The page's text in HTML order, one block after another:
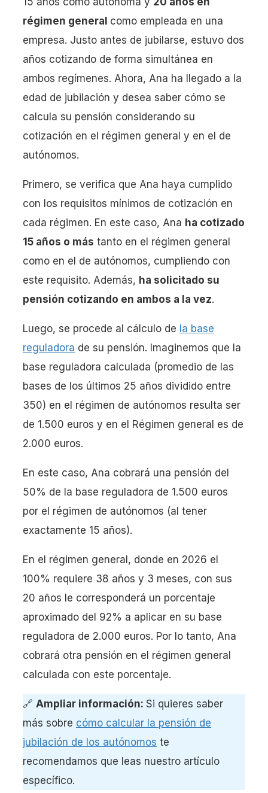
régimen general como empleada en una
empresa. Justo antes de jubilarse, estuvo dos
años cotizando de forma simultánea en
ambos regímenes. Ahora, Ana ha llegado a la
edad de jubilación y desea saber cómo se
calcula su pensión considerando su
cotización en el régimen general y en el de
autónomos.
Primero, se verifica que Ana haya cumplido
con los requisitos mínimos de cotización en
cada régimen. En este caso, Ana ha cotizado
15 años o más tanto en el régimen general
como en el de autónomos, cumpliendo con
este requisito. Además, ha solicitado su
pensión cotizando en ambos a la vez.
Luego, se procede al cálculo de la base
reguladora de su pensión. Imaginemos que la
base reguladora calculada (promedio de las
bases de los últimos 25 años dividido entre
350) en el régimen de autónomos resulta ser
de 1.500 euros y en el Régimen general es de
2.000 euros.
En este caso, Ana cobrará una pensión del
50% de la base reguladora de 1.500 euros
por el régimen de autónomos (al tener
exactamente 15 años).
En el régimen general, donde en 2026 el
100% requiere 38 años y 3 meses, con sus
20 años le corresponderá un porcentaje
aproximado del 92% a aplicar en su base
reguladora de 2.000 euros. Por lo tanto, Ana
cobrará otra pensión en el régimen general
calculada con este porcentaje.
🔗 Ampliar información: Si quieres saber
más sobre cómo calcular la pensión de
jubilación de los autónomos te
recomendamos que leas nuestro artículo
específico.